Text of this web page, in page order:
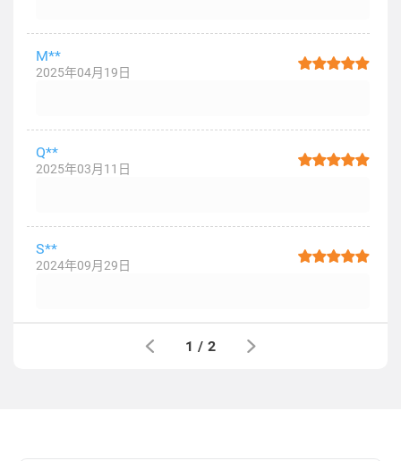
M**
2025年04月19日
Q**
2025年03月11日
S**
2024年09月29日
1 / 2